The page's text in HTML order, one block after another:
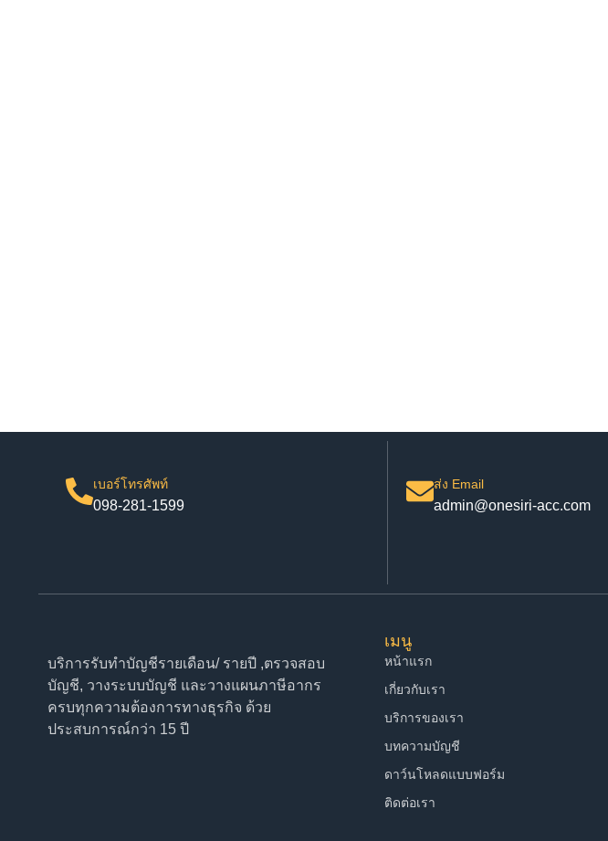
เบอร์โทรศัพท์
098-281-1599
ส่ง Email
admin@onesiri-acc.com
บริการรับทำบัญชีรายเดือน/ รายปี ,ตรวจสอบ
บัญชี, วางระบบบัญชี และวางแผนภาษีอากร
ครบทุกความต้องการทางธุรกิจ ด้วย
ประสบการณ์กว่า 15 ปี
เมนู
หน้าแรก
เกี่ยวกับเรา
บริการของเรา
บทความบัญชี
ดาว์นโหลดแบบฟอร์ม
ติดต่อเรา